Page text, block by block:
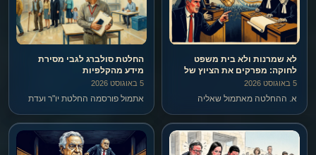
לא שמרנות ולא בית משפט
לחוקה: מפרקים את הציוץ של
מילביצקי שסגל הדהד
5 באוגוסט 2026
א. ההחלטה מאתמול שאליה
המשנה לנשיא סולברג – בכלל לא
היתה החלטה של בג"ץ, אלא היא
החלטה של יו"ר ועדת הבחירות
החלטת סולברג לגבי מסירת
מידע מהקלפיות
5 באוגוסט 2026
אתמול פורסמה החלטת יו"ר ועדת
נעם סולברג, בנוגע למה שכינה
"הנוהג הרווח אצל נציגי סיעות
ורשימות בקלפי לדווח ביישומון מי